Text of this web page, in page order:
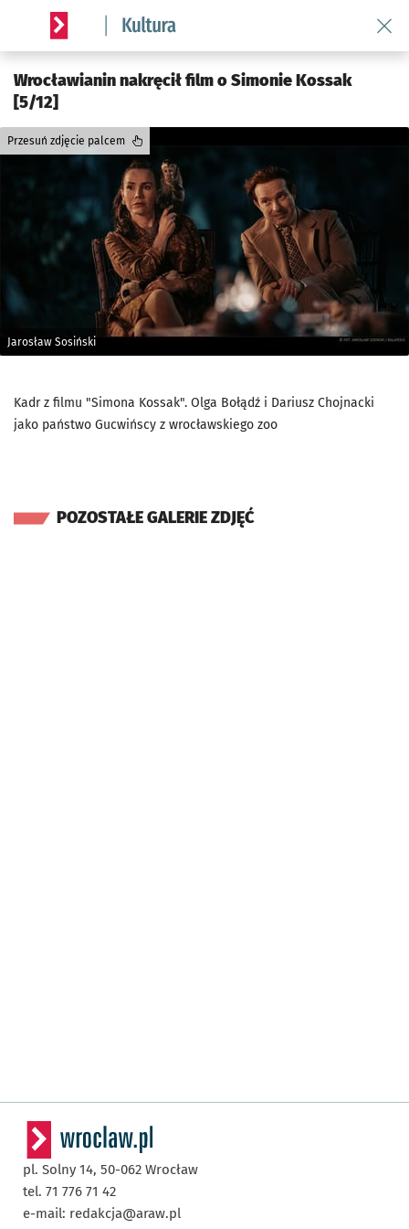
Serwis informacyjny wroclaw.pl podserwis: Kultura
Wrocławianin nakręcił film o Simonie Kossak
[5/12]
Jarosław Sosiński
Przesuń zdjęcie palcem
Kadr z filmu "Simona Kossak". Olga Bołądź i Dariusz Chojnacki
jako państwo Gucwińscy z wrocławskiego zoo
POZOSTAŁE GALERIE ZDJĘĆ
pl. Solny 14, 50-062 Wrocław
tel. 71 776 71 42
e-mail: redakcja@araw.pl